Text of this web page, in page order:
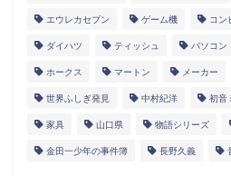
エウレカセブン ゲーム機 コン
ダイハツ ティッシュ パソコン
ホークス マートン メーカー
世界ふしぎ発見 中村紀洋 初音
家具 山口県 物語シリーズ
金田一少年の事件簿 長野久義